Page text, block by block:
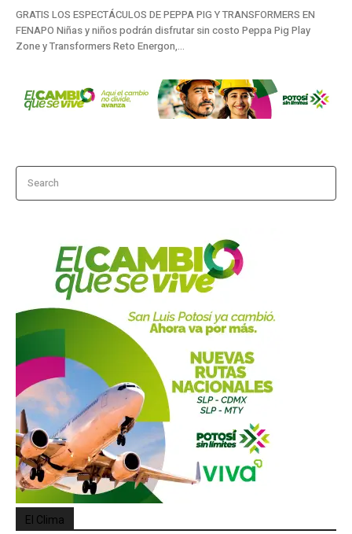
GRATIS LOS ESPECTÁCULOS DE PEPPA PIG Y TRANSFORMERS EN
FENAPO Niñas y niños podrán disfrutar sin costo Peppa Pig Play
Zone y Transformers Reto Energon,...
Search
El Clima